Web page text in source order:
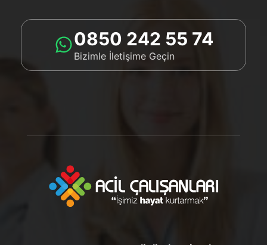
0850 242 55 74
Bizimle İletişime Geçin